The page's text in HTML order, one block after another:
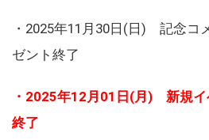
・2025年11月30日(日) 記念コ
ゼント終了
・2025年12月01日(月) 新規イ
終了